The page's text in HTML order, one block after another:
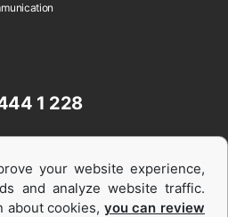
1 228
your website experience,
and analyze website traffic.
about cookies, you can review